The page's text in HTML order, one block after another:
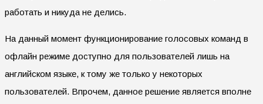
работать и никуда не делись.
На данный момент функционирование голосовых команд в
офлайн режиме доступно для пользователей лишь на
английском языке, к тому же только у некоторых
пользователей. Впрочем, данное решение является вполне